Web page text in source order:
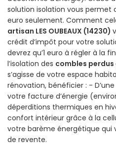
solution isolation vous permet
euro seulement. Comment
artisan LES OUBEAUX (14230)
crédit d’impôt pour votre
devrez qu’1 euro à régler à la
l’isolation des combles perdus
s’agisse de votre espace
rénovation, bénéficier : -
votre facture d’énergie
déperditions thermiques en
confort intérieur grâce à la
votre barème énergétique qui
de revente.